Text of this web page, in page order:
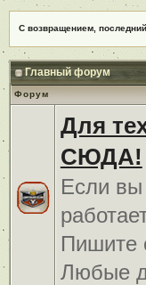
С возвращением,
Главный форум
Форум
Для
СЮДА!
Если
Пишите
Любые